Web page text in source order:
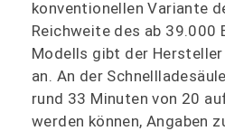
konventionellen Variante
Reichweite des ab 39.000
Modells gibt der
an. An der
rund 33 Minuten von 20
werden können, Angaben